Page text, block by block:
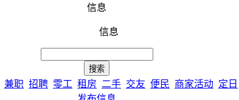
信息
信息
兼职 招聘 零工 租房 二手 交友 便民 商家活动 定日